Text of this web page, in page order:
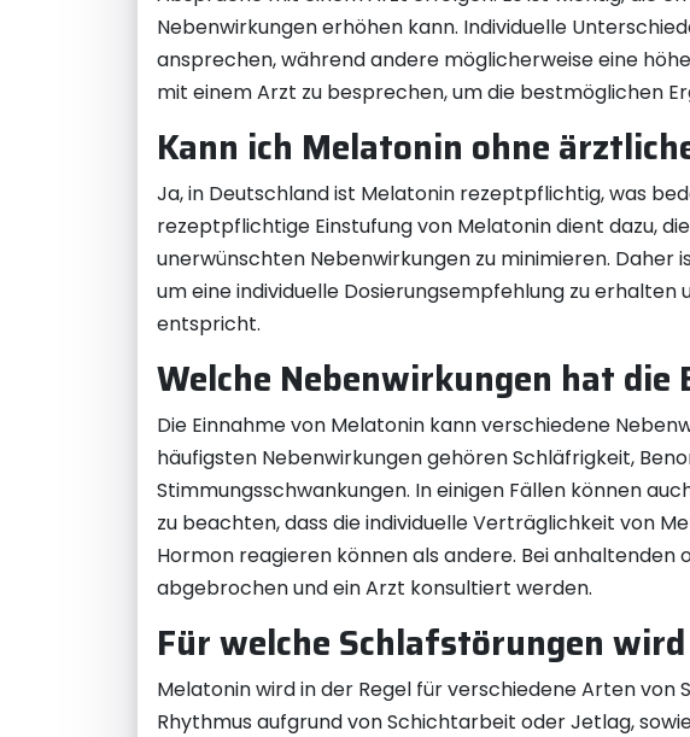
Nebenwirkungen erhöhen kann. Individuelle
ansprechen, während andere möglicherweise eine
mit einem Arzt zu besprechen, um die bestmöglichen
Kann ich Melatonin ohne
Ja, in Deutschland ist Melatonin rezeptpflichtig, was
rezeptpflichtige Einstufung von Melatonin dient dazu,
unerwünschten Nebenwirkungen zu minimieren. Daher
um eine individuelle Dosierungsempfehlung zu
entspricht.
Welche Nebenwirkungen hat die
Die Einnahme von Melatonin kann verschiedene
häufigsten Nebenwirkungen gehören Schläfrigkeit,
Stimmungsschwankungen. In einigen Fällen können
zu beachten, dass die individuelle Verträglichkeit von
Hormon reagieren können als andere. Bei
abgebrochen und ein Arzt konsultiert werden.
Für welche Schlafstörungen
Melatonin wird in der Regel für verschiedene Arten
Rhythmus aufgrund von Schichtarbeit oder Jetlag,